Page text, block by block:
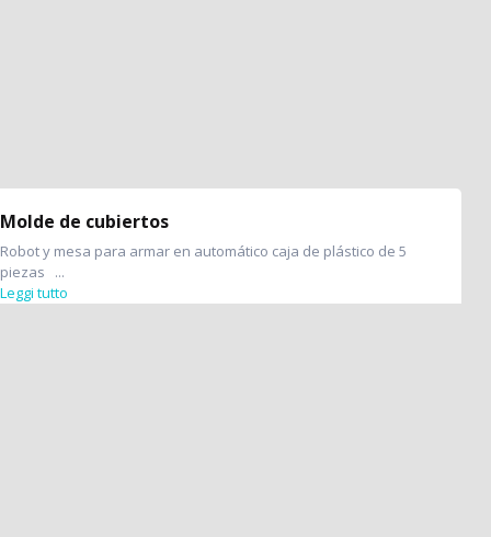
Molde de cubiertos
Robot y mesa para armar en automático caja de plástico de 5
piezas ...
Leggi tutto